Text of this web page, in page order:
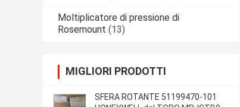
Moltiplicatore di pressione di
Rosemount (13)
MIGLIORI PRODOTTI
SFERA ROTANTE 51199470-101